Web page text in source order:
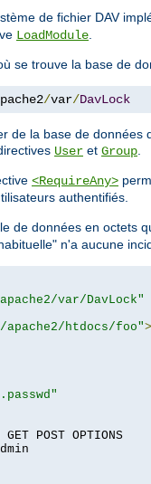
de fichier DAV
LoadModule
se trouve la base de
/var/DavLock
de la base de
User et Group
<RequireAny>
authentifiés.
de données en octets
n'a aucune
var/DavLock"
htdocs/foo">
POST OPTIONS